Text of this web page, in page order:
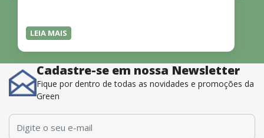
LEIA MAIS
Cadastre-se em nossa Newsletter
Fique por dentro de todas as novidades e promoções da
Green
E-mail